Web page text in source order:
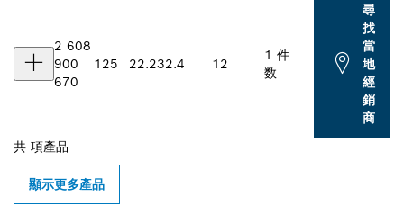
2 608
900
670
125 22.232.4 12
1 件
数
尋
找
當
地
經
銷
商
共 項產品
顯示更多產品